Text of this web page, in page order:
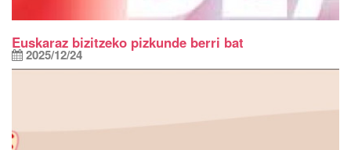
Euskaraz bizitzeko pizkunde berri bat
2025/12/24